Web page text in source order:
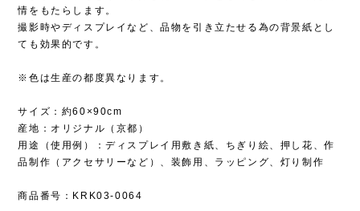
情をもたらします。
撮影時やディスプレイなど、品物を引き立たせる為の背景紙とし
ても効果的です。
※色は生産の都度異なります。
サイズ：約60×90cm
産地：オリジナル（京都）
用途（使用例）：ディスプレイ用敷き紙、ちぎり絵、押し花、作
品制作（アクセサリーなど）、装飾用、ラッピング、灯り制作
商品番号：KRK03-0064